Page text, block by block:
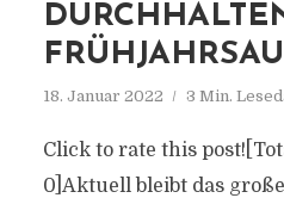
18. Januar 2022 3 Min.
Click to rate this
0]Aktuell bleibt das